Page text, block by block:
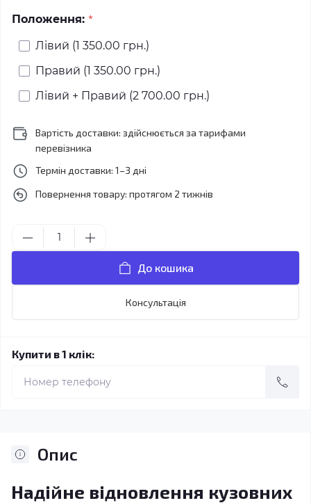
Положення: *
Лівий (1 350.00 грн.)
Правий (1 350.00 грн.)
Лівий + Правий (2 700.00 грн.)
Вартість доставки: здійснюється за тарифами
перевізника
Термін доставки: 1–3 дні
Повернення товару: протягом 2 тижнів
До кошика
Консультація
Купити в 1 клік:
Опис
Надійне відновлення кузовних